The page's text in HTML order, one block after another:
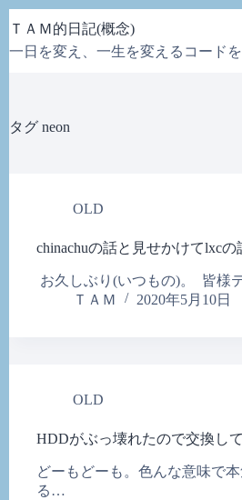
ン
テ
ス
ＴＡＭ的日記(概念)
一日を変え、一生を変えるコードを
タグ neon
OLD
chinachuの話と見せかけてlxcの
お久しぶり(いつもの)。 皆様
ＴＡＭ
2020年5月10日
OLD
HDDがぶっ壊れたので交換し
どーもどーも。色んな意味で
る…